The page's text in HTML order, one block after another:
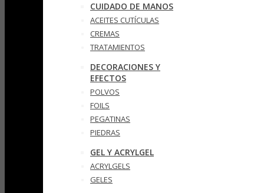
CUIDADO DE MANOS
ACEITES CUTÍCULAS
CREMAS
TRATAMIENTOS
DECORACIONES Y
EFECTOS
POLVOS
FOILS
PEGATINAS
PIEDRAS
GEL Y ACRYLGEL
ACRYLGELS
GELES